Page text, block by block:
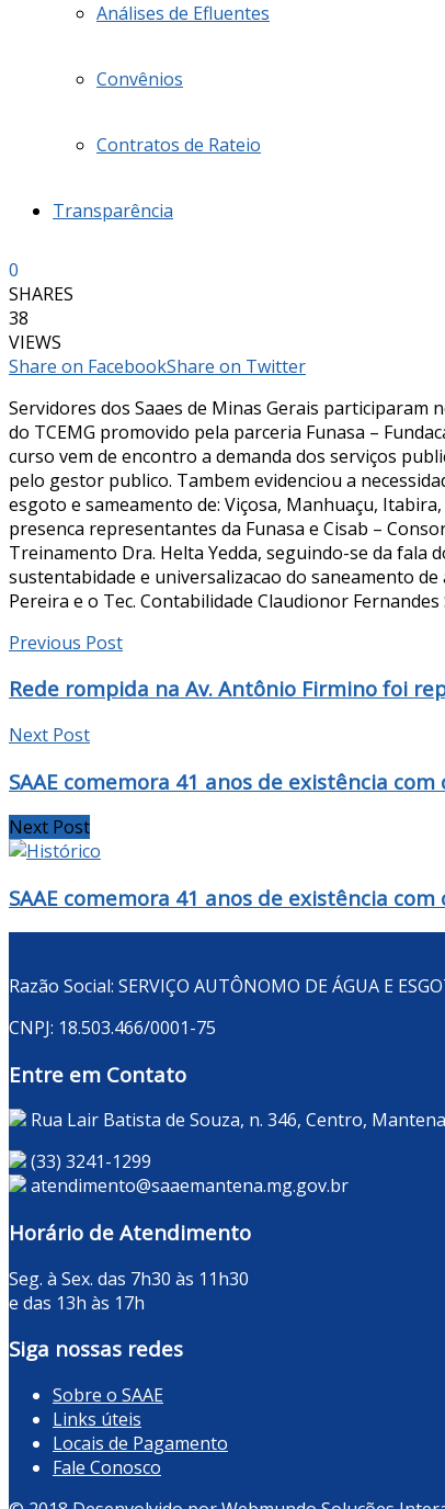
Análises de Efluentes
Convênios
Contratos de Rateio
Transparência
0
SHARES
38
VIEWS
Share on FacebookShare on Twitter
Servidores dos Saaes de Minas Gerais
do TCEMG promovido pela parceria Funasa –
curso vem de encontro a demanda dos serviços
pelo gestor publico. Tambem evidenciou a
esgoto e sameamento de: Viçosa, Manhuaçu,
presenca representantes da Funasa e Cisab –
Treinamento Dra. Helta Yedda, seguindo-se da fala
sustentabidade e universalizacao do saneamento
Pereira e o Tec. Contabilidade Claudionor Fernandes
Previous Post
Rede rompida na Av. Antônio Firmino foi
Next Post
SAAE comemora 41 anos de existência
Next Post
SAAE comemora 41 anos de existência
Razão Social: SERVIÇO AUTÔNOMO DE ÁGUA E
CNPJ: 18.503.466/0001-75
Entre em Contato
Rua Lair Batista de Souza, n. 346, Centro,
(33) 3241-1299
atendimento@saaemantena.mg.gov.br
Horário de Atendimento
Seg. à Sex. das 7h30 às 11h30
e das 13h às 17h
Siga nossas redes
Sobre o SAAE
Links úteis
Locais de Pagamento
Fale Conosco